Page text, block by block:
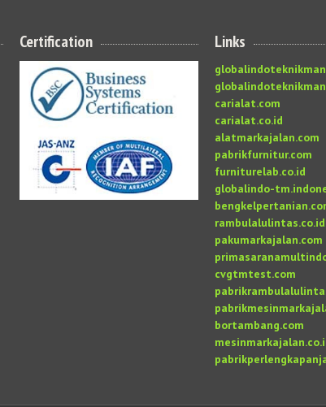
Certification Links
carialat.com
carialat.co.id
alatmarkajalan.com
pabrikfurnitur.com
furniturelab.co.id
globalindo-
rambulalulintas.co.id
pakumarkajalan.com
cvgtmtest.com
bortambang.com